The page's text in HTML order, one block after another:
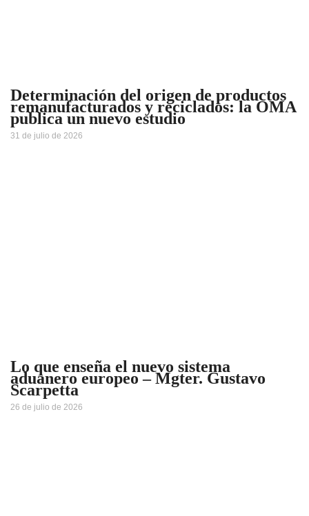
Determinación del origen de productos
remanufacturados y reciclados: la OMA
publica un nuevo estudio
31 de julio de 2026
Lo que enseña el nuevo sistema
aduanero europeo – Mgter. Gustavo
Scarpetta
26 de julio de 2026